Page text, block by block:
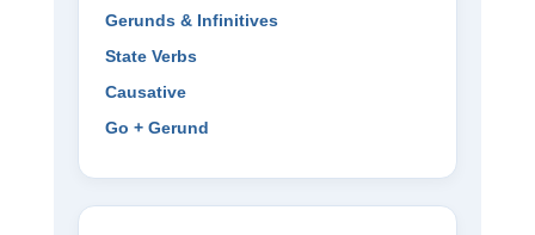
Gerunds & Infinitives
State Verbs
Causative
Go + Gerund